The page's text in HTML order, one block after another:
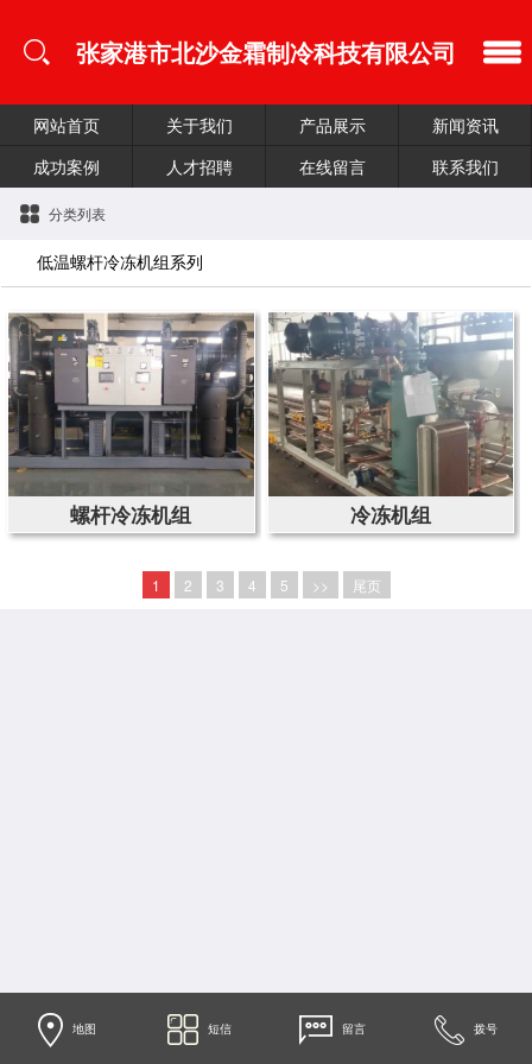
张家港市北沙金霜制冷科技有限公司
网站首页 关于我们 产品展示
新闻资讯
成功案例
人才招聘 在线留言 联系我们
分类列表
低温螺杆冷冻机组系列
螺杆冷冻机组 冷冻机组
1 2 3 4 5 >> 尾页
地图 短信 留言 拨号